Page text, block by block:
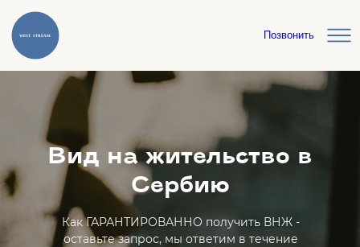
Позвонить
Вид на жительство в
Сербию
Как ГАРАНТИРОВАННО получить ВНЖ -
оставьте запрос, мы ответим в течение